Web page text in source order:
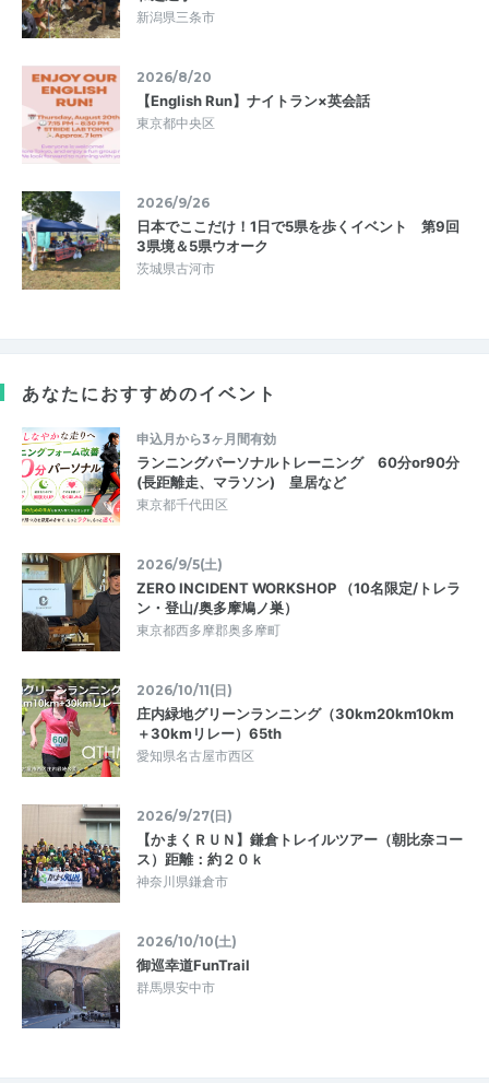
新潟県三条市
2026/8/20
【English Run】ナイトラン×英会話
東京都中央区
2026/9/26
日本でここだけ！1日で5県を歩くイベント 第9回
3県境＆5県ウオーク
茨城県古河市
あなたにおすすめのイベント
申込月から3ヶ月間有効
ランニングパーソナルトレーニング 60分or90分
(長距離走、マラソン) 皇居など
東京都千代田区
2026/9/5(土)
ZERO INCIDENT WORKSHOP （10名限定/トレラ
ン・登山/奥多摩鳩ノ巣）
東京都西多摩郡奥多摩町
2026/10/11(日)
庄内緑地グリーンランニング（30km20km10km
＋30kmリレー）65th
愛知県名古屋市西区
2026/9/27(日)
【かまくＲＵＮ】鎌倉トレイルツアー（朝比奈コー
ス）距離：約２０ｋ
神奈川県鎌倉市
2026/10/10(土)
御巡幸道FunTrail
群馬県安中市